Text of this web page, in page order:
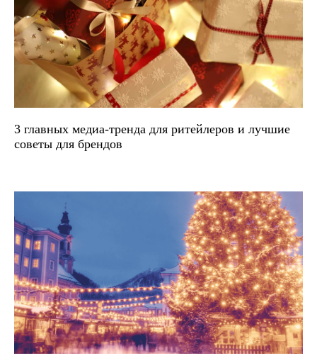
3 главных медиа-тренда для ритейлеров и лучшие
советы для брендов